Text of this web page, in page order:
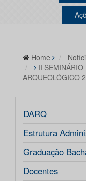
Home
II SEMINÁRIO
ARQUEOLÓGICO
DARQ
Estrutura
Graduação
Docentes